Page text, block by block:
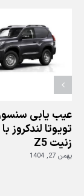
عیب یابی
تویوتا لندکروز
زنیت Z5
بهمن 27, 1404